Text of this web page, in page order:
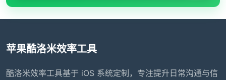
苹果酷洛米效率工具
酷洛米效率工具基于 iOS 系统定制，专注提升日常沟通与信